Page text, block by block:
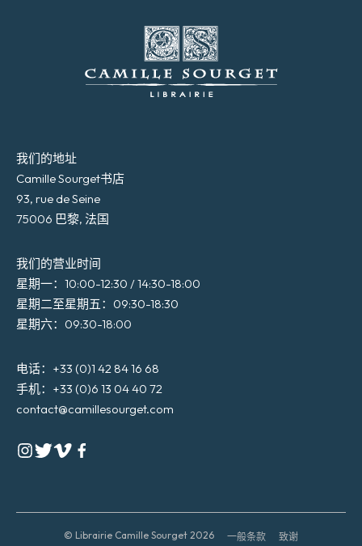
我们的地址
Camille Sourget书店
93, rue de Seine
75006 巴黎, 法国
我们的营业时间
星期一：10:00-12:30 / 14:30-18:00
星期二至星期五：09:30-18:30
星期六：09:30-18:00
电话：+33 (0)1 42 84 16 68
手机：+33 (0)6 13 04 40 72
contact@camillesourget.com
© Librairie Camille Sourget 2026 一般条款 致谢